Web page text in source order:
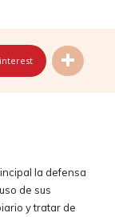
la defensa
de sus
y tratar de